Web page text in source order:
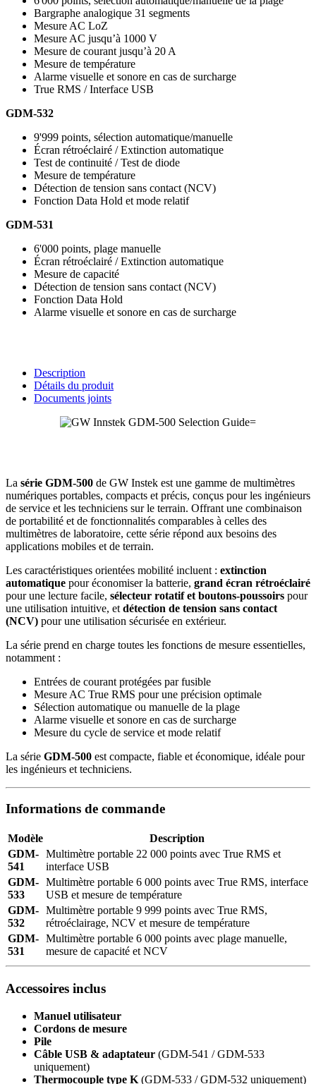
Bargraphe analogique 31 segments
Mesure AC LoZ
Mesure AC jusqu’à 1000 V
Mesure de courant jusqu’à 20 A
Mesure de température
Alarme visuelle et sonore en cas de surcharge
True RMS / Interface USB
GDM-532
9'999 points, sélection automatique/manuelle
Écran rétroéclairé / Extinction automatique
Test de continuité / Test de diode
Mesure de température
Détection de tension sans contact (NCV)
Fonction Data Hold et mode relatif
GDM-531
6'000 points, plage manuelle
Écran rétroéclairé / Extinction automatique
Mesure de capacité
Détection de tension sans contact (NCV)
Fonction Data Hold
Alarme visuelle et sonore en cas de surcharge
Description
Détails du produit
Documents joints
La série GDM-500 de GW Instek est une gamme de multimètres
numériques portables, compacts et précis, conçus pour les ingénieurs
de service et les techniciens sur le terrain. Offrant une combinaison
de portabilité et de fonctionnalités comparables à celles des
multimètres de laboratoire, cette série répond aux besoins des
applications mobiles et de terrain.
Les caractéristiques orientées mobilité incluent : extinction
automatique pour économiser la batterie, grand écran rétroéclairé
pour une lecture facile, sélecteur rotatif et boutons-poussoirs pour
une utilisation intuitive, et détection de tension sans contact
(NCV) pour une utilisation sécurisée en extérieur.
La série prend en charge toutes les fonctions de mesure essentielles,
notamment :
Entrées de courant protégées par fusible
Mesure AC True RMS pour une précision optimale
Sélection automatique ou manuelle de la plage
Alarme visuelle et sonore en cas de surcharge
Mesure du cycle de service et mode relatif
La série GDM-500 est compacte, fiable et économique, idéale pour
les ingénieurs et techniciens.
Informations de commande
Modèle
Description
GDM-
541
Multimètre portable 22 000 points avec True RMS et
interface USB
GDM-
533
Multimètre portable 6 000 points avec True RMS, interface
USB et mesure de température
GDM-
532
Multimètre portable 9 999 points avec True RMS,
rétroéclairage, NCV et mesure de température
GDM-
531
Multimètre portable 6 000 points avec plage manuelle,
mesure de capacité et NCV
Accessoires inclus
Manuel utilisateur
Cordons de mesure
Pile
Câble USB & adaptateur (GDM-541 / GDM-533
uniquement)
Thermocouple type K (GDM-533 / GDM-532 uniquement)